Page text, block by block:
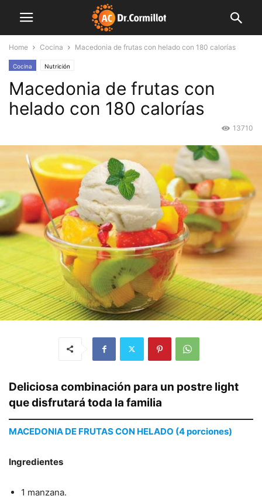
Home Cocina Macedonia de frutas con helado con 180 calorías
Cocina Nutrición
Macedonia de frutas con
helado con 180 calorías
13710
Deliciosa combinación para un postre light
que disfrutará toda la familia
MACEDONIA DE FRUTAS CON HELADO (4 porciones)
Ingredientes
1 manzana.